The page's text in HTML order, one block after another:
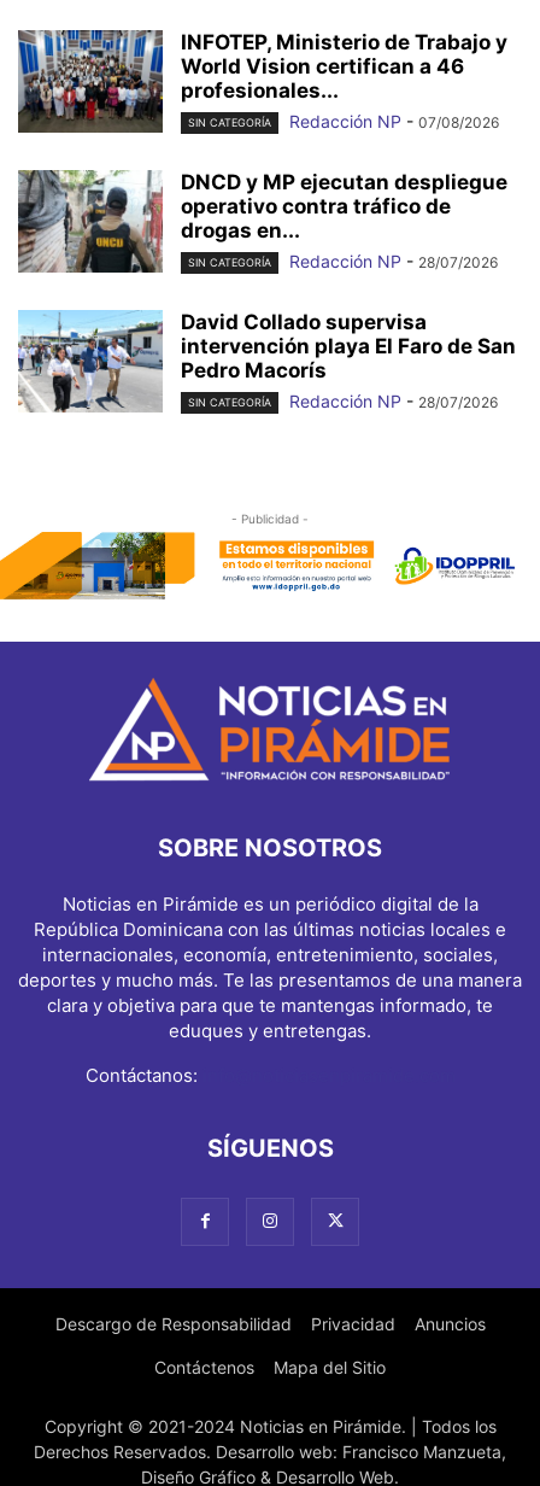
INFOTEP, Ministerio de Trabajo y
World Vision certifican a 46
profesionales...
SIN CATEGORÍA Redacción NP - 07/08/2026
DNCD y MP ejecutan despliegue
operativo contra tráfico de
drogas en...
SIN CATEGORÍA Redacción NP - 28/07/2026
David Collado supervisa
intervención playa El Faro de San
Pedro Macorís
SIN CATEGORÍA Redacción NP - 28/07/2026
- Publicidad -
SOBRE NOSOTROS
Noticias en Pirámide es un periódico digital de la
República Dominicana con las últimas noticias locales e
internacionales, economía, entretenimiento, sociales,
deportes y mucho más. Te las presentamos de una manera
clara y objetiva para que te mantengas informado, te
eduques y entretengas.
Contáctanos:
SÍGUENOS
Descargo de Responsabilidad Privacidad Anuncios
Contáctenos Mapa del Sitio
Copyright © 2021-2024 Noticias en Pirámide. | Todos los
Derechos Reservados. Desarrollo web: Francisco Manzueta,
Diseño Gráfico & Desarrollo Web.